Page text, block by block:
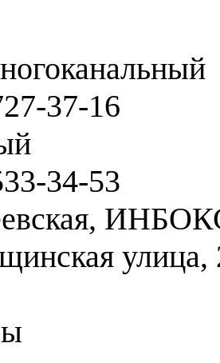
37-16
34-53
улица,